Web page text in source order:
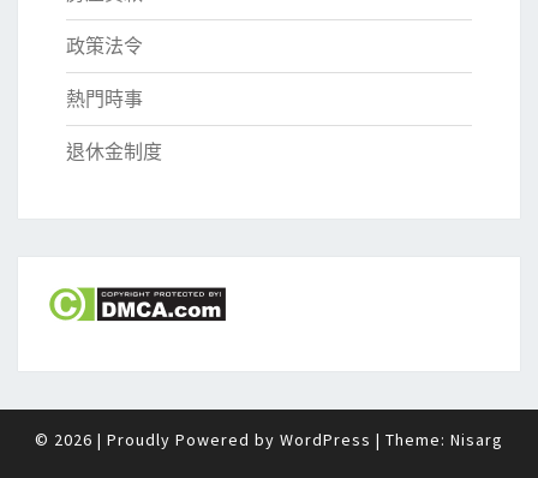
政策法令
熱門時事
退休金制度
© 2026 | Proudly Powered by WordPress | Theme: Nisarg